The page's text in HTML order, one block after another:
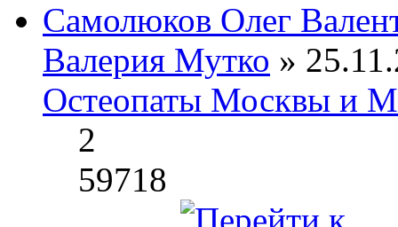
Самолюков Олег
Валерия Мутко »
Остеопаты Москвы и
2
59718